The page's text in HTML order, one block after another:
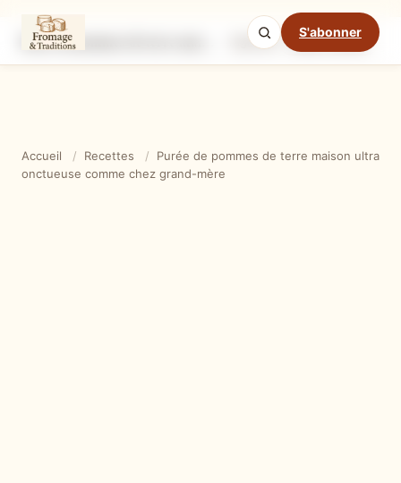
S'abonner
Ingrédients Étapes
Mode cuisine
Accueil / Recettes /
Purée de pommes de terre maison ultra
onctueuse comme chez grand-mère